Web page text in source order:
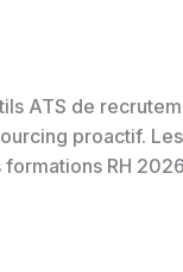
ATS de
proactif.
RH